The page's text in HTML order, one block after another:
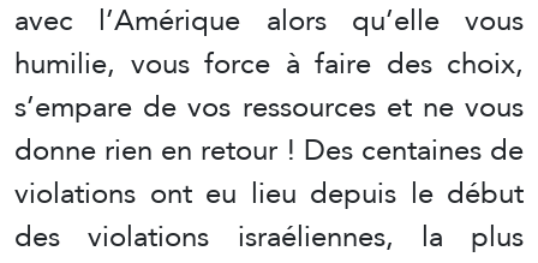
avec l’Amérique alors qu’elle vous
humilie, vous force à faire des choix,
s’empare de vos ressources et ne vous
donne rien en retour ! Des centaines de
violations ont eu lieu depuis le début
des violations israéliennes, la plus